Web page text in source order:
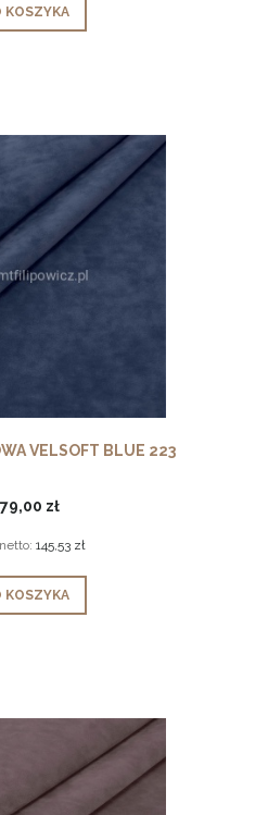
KOSZYKA
VELSOFT BLUE 223
zł
145,53 zł
KOSZYKA